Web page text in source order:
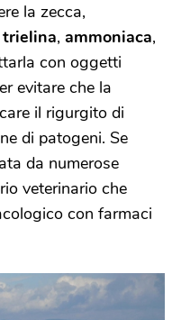
la zecca,
trielina, ammoniaca,
con oggetti
evitare che la
il rigurgito di
di patogeni. Se
da numerose
veterinario che
con farmaci